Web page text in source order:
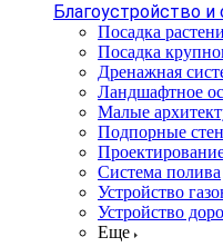
Благоустройство и
Посадка
Посадка
Дренажная
Ландшафтное
Малые
Подпорные
Система полива
Устройство
Устройство
Еще